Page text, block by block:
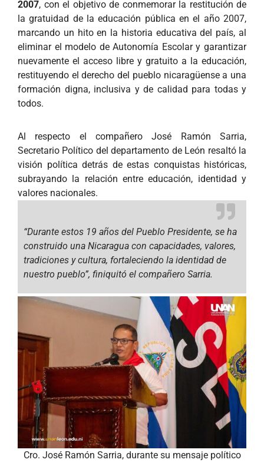
2007, con el objetivo de conmemorar la restitución de
la gratuidad de la educación pública en el año 2007,
marcando un hito en la historia educativa del país, al
eliminar el modelo de Autonomía Escolar y garantizar
nuevamente el acceso libre y gratuito a la educación,
restituyendo el derecho del pueblo nicaragüense a una
formación digna, inclusiva y de calidad para todas y
todos.
Al respecto el compañero José Ramón Sarria,
Secretario Político del departamento de León resaltó la
visión política detrás de estas conquistas históricas,
subrayando la relación entre educación, identidad y
valores nacionales.
“Durante estos 19 años del Pueblo Presidente, se ha
construido una Nicaragua con capacidades, valores,
tradiciones y cultura, fortaleciendo la identidad de
nuestro pueblo”, finiquitó el compañero Sarria.
Cro. José Ramón Sarria, durante su mensaje político